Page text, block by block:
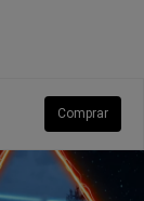
Comprar